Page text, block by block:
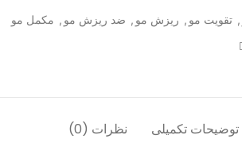
, تقویت مو , ریزش مو , ضد ریزش مو , مکمل مو
توضیحات تکمیلی نظرات (0)